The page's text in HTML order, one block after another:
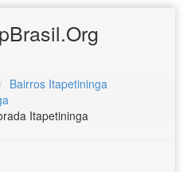
Bairros Itapetininga
Itapetininga